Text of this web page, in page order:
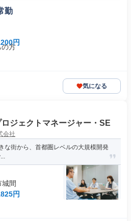
勤
円
の方
気になる
ジェクトマネージャー・SE
会社
な街から、首都圏レベルの大規模開発
間
円